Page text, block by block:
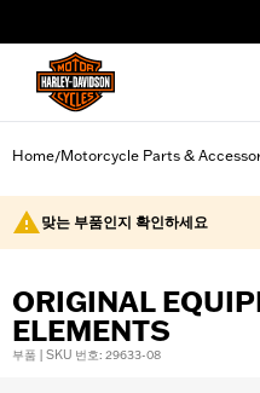
Home/Motorcycle Parts &
맞는 부품인지 확인하세요
ORIGINAL
ELEMENTS
부품 | SKU 번호: 29633-08